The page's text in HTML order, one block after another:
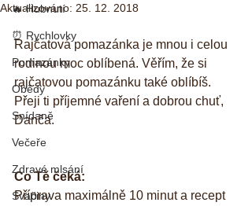
🔥 Hubnutí
⏰ Rychlovky
Pomazánky
Obědy
Snídaně
Večeře
Zdravé mlsání
Svačiny
Aktualizováno: 25. 12. 2018
Rajčatová pomazánka je mnou i celou
rodinou moc oblíbená. Věřím, že si
rajčatovou pomazánku také oblíbíš.
Přeji ti příjemné vaření a dobrou chuť,
Danča.
Co Tě čeká:
Příprava maximálně 10 minut a recept